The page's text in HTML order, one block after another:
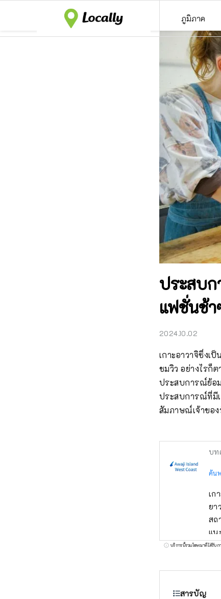
ภูมิภาค
ประสบก
แฟชั่นช้า
2024.10.02
เกาะอาวาจิซึ่งเ
ชมวิว อย่างไรก็
ประสบการณ์ย้อ
ประสบการณ์ที่มี
สัมภาษณ์เจ้าของ
บท
ค้น
เก
ยา
สถ
แน
สว
บริการนี้รวมโฆษณาที่ได้รับก
สารบัญ